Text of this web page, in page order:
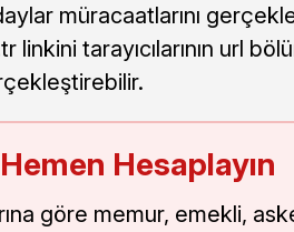
müracaatlarını
tarayıcılarının url
Hemen Hesaplayın
göre memur, emekli,